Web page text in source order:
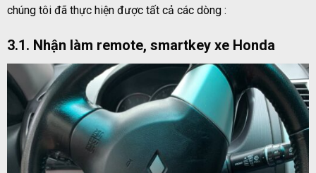
chúng tôi đã thực hiện được tất cả các dòng :
3.1. Nhận làm remote, smartkey xe Honda